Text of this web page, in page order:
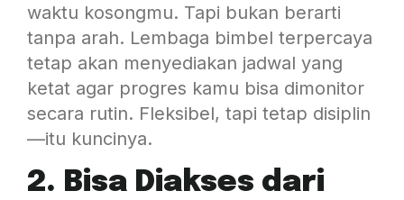
waktu kosongmu. Tapi bukan berarti
tanpa arah. Lembaga bimbel terpercaya
tetap akan menyediakan jadwal yang
ketat agar progres kamu bisa dimonitor
secara rutin. Fleksibel, tapi tetap disiplin
—itu kuncinya.
2. Bisa Diakses dari